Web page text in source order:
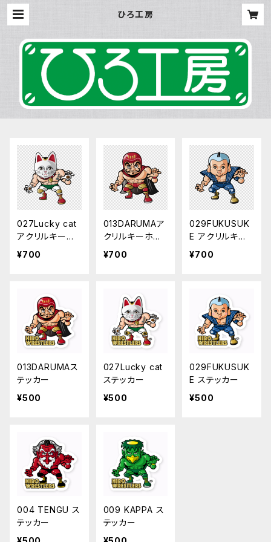
ひろ工房
027Lucky cat
アクリルキーホ
ルダー
¥700
013DARUMAア
クリルキーホル
ダー
¥700
029FUKUSUK
E アクリルキー
ホルダー
¥700
013DARUMAス
テッカー
¥500
027Lucky cat
ステッカー
¥500
029FUKUSUK
E ステッカー
¥500
004 TENGU ス
テッカー
009 KAPPA ス
テッカー